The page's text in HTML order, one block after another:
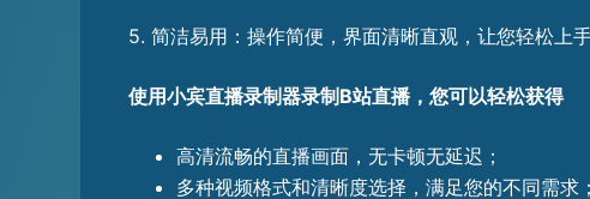
5. 简洁易用：操作简便，界面清晰直观，让您轻松上
使用小宾直播录制器录制B站直播，您可以轻松获得
高清流畅的直播画面，无卡顿无延迟；
多种视频格式和清晰度选择，满足您的不同需求；